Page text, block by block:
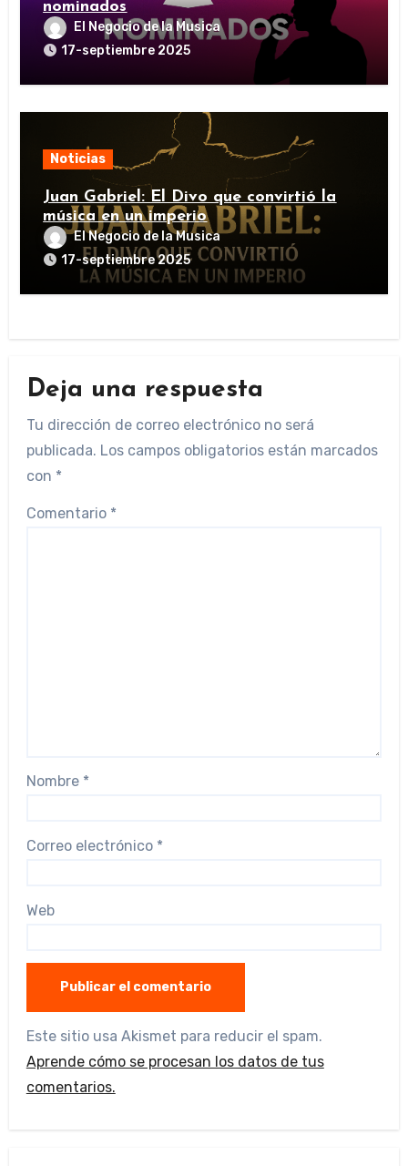
nominados
El Negocio de la Musica
17-septiembre 2025
Noticias
Juan Gabriel: El Divo que convirtió la
música en un imperio
El Negocio de la Musica
17-septiembre 2025
Deja una respuesta
Tu dirección de correo electrónico no será
publicada. Los campos obligatorios están marcados
con *
Comentario *
Nombre *
Correo electrónico *
Web
Este sitio usa Akismet para reducir el spam.
Aprende cómo se procesan los datos de tus
comentarios.